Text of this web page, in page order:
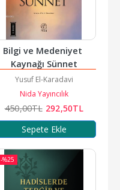
Bilgi ve Medeniyet
Kaynağı Sünnet
Yusuf El-Karadavi
Nida Yayıncılık
450,00TL 292,50TL
Sepete Ekle
-%25